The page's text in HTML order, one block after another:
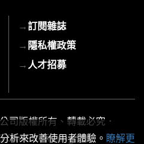
→訂閱雜誌
→隱私權政策
→ 人才招募
司版權所有、轉載必究．
Cite Publishing Ltd.
析來改善使用者體驗。 瞭解更